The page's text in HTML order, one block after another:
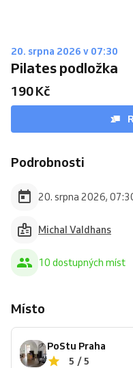
20. srpna 2026 v 07:30
Pilates podložka
190 Kč
Podrobnosti
20. srpna 2026,
Michal Valdhans
10 dostupných míst
Místo
PoStu Praha
5 / 5